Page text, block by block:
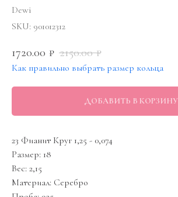
Dewi
SKU: 901012312
1720.00 ₽ 2150.00 ₽
Как правильно выбрать размер кольца
ДОБАВИТЬ В КОРЗИНУ
23 Фианит Круг 1,25 - 0,074
Размер: 18
Вес: 2,15
Материал: Серебро